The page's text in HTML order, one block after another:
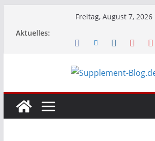
Freitag, August 7, 2026
Aktuelles: